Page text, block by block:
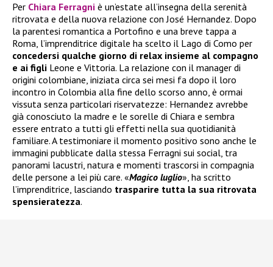
Per Chiara Ferragni è un’estate all’insegna della serenità
ritrovata e della nuova relazione con José Hernandez. Dopo
la parentesi romantica a Portofino e una breve tappa a
Roma, l’imprenditrice digitale ha scelto il Lago di Como per
concedersi qualche giorno di relax insieme al compagno
e ai figli Leone e Vittoria. La relazione con il manager di
origini colombiane, iniziata circa sei mesi fa dopo il loro
incontro in Colombia alla fine dello scorso anno, è ormai
vissuta senza particolari riservatezze: Hernandez avrebbe
già conosciuto la madre e le sorelle di Chiara e sembra
essere entrato a tutti gli effetti nella sua quotidianità
familiare. A testimoniare il momento positivo sono anche le
immagini pubblicate dalla stessa Ferragni sui social, tra
panorami lacustri, natura e momenti trascorsi in compagnia
delle persone a lei più care. «Magico luglio», ha scritto
l’imprenditrice, lasciando trasparire tutta la sua ritrovata
spensieratezza.